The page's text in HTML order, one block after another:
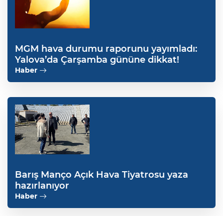
MGM hava durumu raporunu yayımladı:
Yalova’da Çarşamba gününe dikkat!
Haber
Barış Manço Açık Hava Tiyatrosu yaza
hazırlanıyor
Haber